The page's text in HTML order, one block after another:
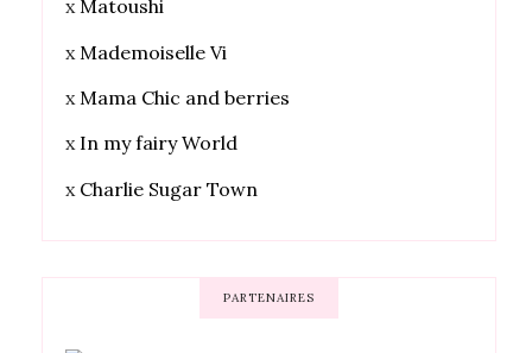
xMatoushi
x Mademoiselle Vi
xMama Chic and berries
x In my fairy World
x Charlie Sugar Town
PARTENAIRES